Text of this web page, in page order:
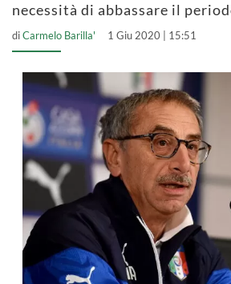
necessità di abbassare il
diCarmelo Barilla' 1 Giu 2020 | 15:51